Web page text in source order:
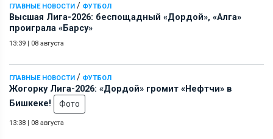
ГЛАВНЫЕ НОВОСТИ / ФУТБОЛ
Высшая Лига-2026: беспощадный «Дордой», «Алга»
проиграла «Барсу»
13:39 | 08 августа
ГЛАВНЫЕ НОВОСТИ / ФУТБОЛ
Жогорку Лига-2026: «Дордой» громит «Нефтчи» в
Бишкеке!
Фото
13:38 | 08 августа